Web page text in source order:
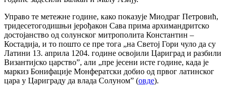
Управо те метежне године, како показује Миодраг Петровић,
тридесетогодишњи јерођакон Сава прима архимандритско
достојанство од солунског митрополита Константин –
Костадија, и то пошто се пре тога „на Светој Гори чуло да су
Латини 13. априла 1204. године освојили Цариград и разбили
Византијско царство”, али „пре јесени исте године, када је
маркиз Бонифације Монфератски добио од првог латинског
цара у Цариграду да влада Солуном” (овде).